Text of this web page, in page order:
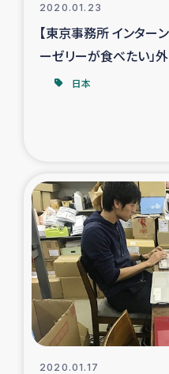
インドネシア中部 スラ
スリランカ
スリランカの南北女性を
復
民
2020.01.23
【東京事務所 インター
ーゼリーが食べたい」
日本
2020.01.17